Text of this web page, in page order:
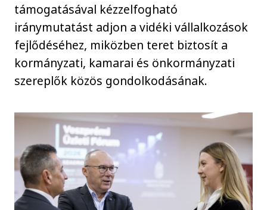
támogatásával kézzelfogható
iránymutatást adjon a vidéki vállalkozások
fejlődéséhez, miközben teret biztosít a
kormányzati, kamarai és önkormányzati
szereplők közös gondolkodásának.